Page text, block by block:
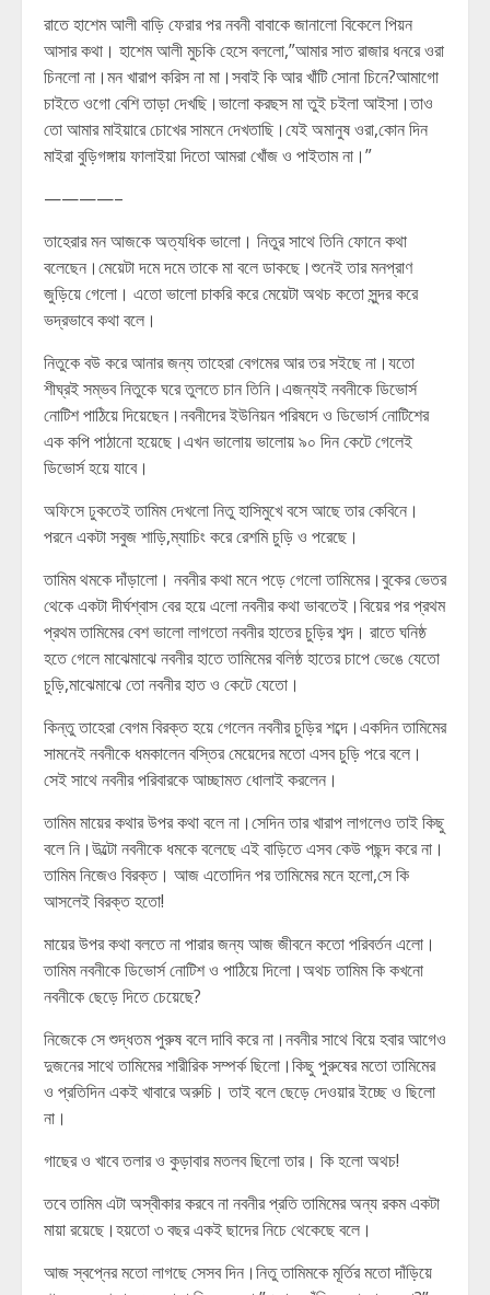
রাতে হাশেম আলী বাড়ি ফেরার পর নবনী বাবাকে জানালো বিকেলে পিয়ন
আসার কথা। হাশেম আলী মুচকি হেসে বললো,”আমার সাত রাজার ধনরে ওরা
চিনলো না।মন খারাপ করিস না মা।সবাই কি আর খাঁটি সোনা চিনে?আমাগো
চাইতে ওগো বেশি তাড়া দেখছি।ভালো করছস মা তুই চইলা আইসা।তাও
তো আমার মাইয়ারে চোখের সামনে দেখতাছি।যেই অমানুষ ওরা,কোন দিন
মাইরা বুড়িগঙ্গায় ফালাইয়া দিতো আমরা খোঁজ ও পাইতাম না।”
————–
তাহেরার মন আজকে অত্যধিক ভালো। নিতুর সাথে তিনি ফোনে কথা
বলেছেন।মেয়েটা দমে দমে তাকে মা বলে ডাকছে।শুনেই তার মনপ্রাণ
জুড়িয়ে গেলো। এতো ভালো চাকরি করে মেয়েটা অথচ কতো সুন্দর করে
ভদ্রভাবে কথা বলে।
নিতুকে বউ করে আনার জন্য তাহেরা বেগমের আর তর সইছে না।যতো
শীঘ্রই সম্ভব নিতুকে ঘরে তুলতে চান তিনি।এজন্যই নবনীকে ডিভোর্স
নোটিশ পাঠিয়ে দিয়েছেন।নবনীদের ইউনিয়ন পরিষদে ও ডিভোর্স নোটিশের
এক কপি পাঠানো হয়েছে।এখন ভালোয় ভালোয় ৯০ দিন কেটে গেলেই
ডিভোর্স হয়ে যাবে।
অফিসে ঢুকতেই তামিম দেখলো নিতু হাসিমুখে বসে আছে তার কেবিনে।
পরনে একটা সবুজ শাড়ি,ম্যাচিং করে রেশমি চুড়ি ও পরেছে।
তামিম থমকে দাঁড়ালো। নবনীর কথা মনে পড়ে গেলো তামিমের।বুকের ভেতর
থেকে একটা দীর্ঘশ্বাস বের হয়ে এলো নবনীর কথা ভাবতেই।বিয়ের পর প্রথম
প্রথম তামিমের বেশ ভালো লাগতো নবনীর হাতের চুড়ির শব্দ। রাতে ঘনিষ্ঠ
হতে গেলে মাঝেমাঝে নবনীর হাতে তামিমের বলিষ্ঠ হাতের চাপে ভেঙে যেতো
চুড়ি,মাঝেমাঝে তো নবনীর হাত ও কেটে যেতো।
কিন্তু তাহেরা বেগম বিরক্ত হয়ে গেলেন নবনীর চুড়ির শব্দে।একদিন তামিমের
সামনেই নবনীকে ধমকালেন বস্তির মেয়েদের মতো এসব চুড়ি পরে বলে।
সেই সাথে নবনীর পরিবারকে আচ্ছামত ধোলাই করলেন।
তামিম মায়ের কথার উপর কথা বলে না।সেদিন তার খারাপ লাগলেও তাই কিছু
বলে নি।উল্টো নবনীকে ধমকে বলেছে এই বাড়িতে এসব কেউ পছন্দ করে না।
তামিম নিজেও বিরক্ত। আজ এতোদিন পর তামিমের মনে হলো,সে কি
আসলেই বিরক্ত হতো!
মায়ের উপর কথা বলতে না পারার জন্য আজ জীবনে কতো পরিবর্তন এলো।
তামিম নবনীকে ডিভোর্স নোটিশ ও পাঠিয়ে দিলো।অথচ তামিম কি কখনো
নবনীকে ছেড়ে দিতে চেয়েছে?
নিজেকে সে শুদ্ধতম পুরুষ বলে দাবি করে না।নবনীর সাথে বিয়ে হবার আগেও
দুজনের সাথে তামিমের শারীরিক সম্পর্ক ছিলো।কিছু পুরুষের মতো তামিমের
ও প্রতিদিন একই খাবারে অরুচি। তাই বলে ছেড়ে দেওয়ার ইচ্ছে ও ছিলো
না।
গাছের ও খাবে তলার ও কুড়াবার মতলব ছিলো তার। কি হলো অথচ!
তবে তামিম এটা অস্বীকার করবে না নবনীর প্রতি তামিমের অন্য রকম একটা
মায়া রয়েছে।হয়তো ৩ বছর একই ছাদের নিচে থেকেছে বলে।
আজ স্বপ্নের মতো লাগছে সেসব দিন।নিতু তামিমকে মূর্তির মতো দাঁড়িয়ে